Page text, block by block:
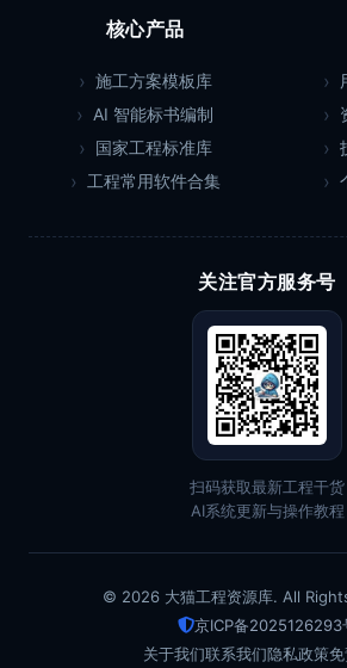
核心产品
施工方案模板库
AI 智能标书编制
国家工程标准库
工程常用软件合集
关注官方服务号
扫码获取最新工程干货
AI系统更新与操作教程
© 2026 大猫工程资源库. All
京ICP备2025126293
关于我们联系我们隐私政策